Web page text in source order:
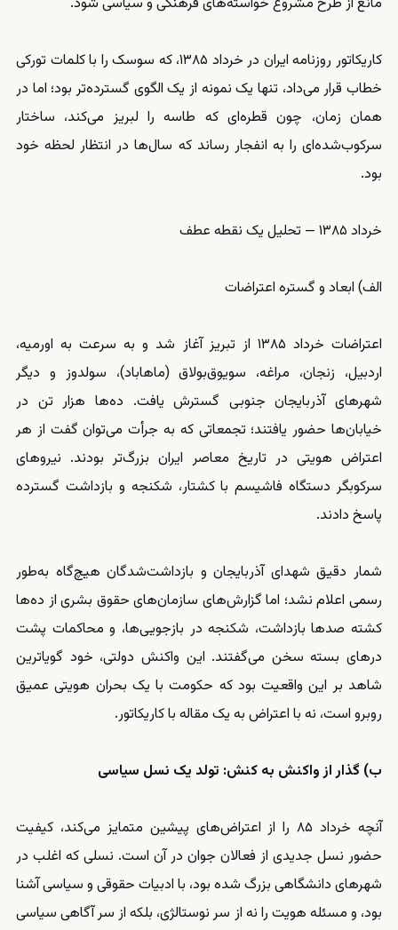
کاریکاتور روزنامه ایران در خرداد ۱۳۸۵، که سوسک را با کلمات تورکی
خطاب قرار می‌داد، تنها یک نمونه از یک الگوی گسترده‌تر بود؛ اما در
همان زمان، چون قطره‌ای که طاسه را لبریز می‌کند، ساختار
سرکوب‌شده‌ای را به انفجار رساند که سال‌ها در انتظار لحظه خود
بود.
خرداد ۱۳۸۵ — تحلیل یک نقطه عطف
الف) ابعاد و گستره اعتراضات
اعتراضات خرداد ۱۳۸۵ از تبریز آغاز شد و به سرعت به اورمیه،
اردبیل، زنجان، مراغه، سویوق‌بولاق (ماهاباد)، سولدوز و دیگر
شهرهای آذربایجان جنوبی گسترش یافت. ده‌ها هزار تن در
خیابان‌ها حضور یافتند؛ تجمعاتی که به جرأت می‌توان گفت از هر
اعتراض هویتی در تاریخ معاصر ایران بزرگ‌تر بودند. نیروهای
سرکوبگر دستگاه فاشیسم با کشتار، شکنجه و بازداشت گسترده
پاسخ دادند.
شمار دقیق شهدای آذربایجان و بازداشت‌شدگان هیچ‌گاه به‌طور
رسمی اعلام نشد؛ اما گزارش‌های سازمان‌های حقوق بشری از ده‌ها
کشته صدها بازداشت، شکنجه در بازجویی‌ها، و محاکمات پشت
درهای بسته سخن می‌گفتند. این واکنش دولتی، خود گویاترین
شاهد بر این واقعیت بود که حکومت با یک بحران هویتی عمیق
روبرو است، نه با اعتراض به یک مقاله با کاریکاتور.
ب) گذار از واکنش به کنش: تولد یک نسل سیاسی
آنچه خرداد ۸۵ را از اعتراض‌های پیشین متمایز می‌کند، کیفیت
حضور نسل جدیدی از فعالان جوان در آن است. نسلی که اغلب در
شهرهای دانشگاهی بزرگ شده بود، با ادبیات حقوقی و سیاسی آشنا
بود، و مسئله هویت را نه از سر نوستالژی، بلکه از سر آگاهی سیاسی